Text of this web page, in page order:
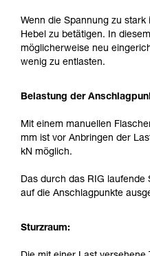
Wenn die Spannung zu
Hebel zu betätigen. In
möglicherweise neu
wenig zu entlasten.
Belastung der
Mit einem manuellen
mm ist vor Anbringen der
kN möglich.
Das durch das RIG laufende
auf die Anschlagpunkte
Sturzraum: